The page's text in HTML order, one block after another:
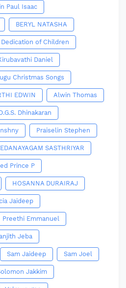
Paul Isaac
BERYL NATASHA
Dedication of Children
Daniel
Christmas Songs
EDWIN Alwin Thomas
Dhinakaran
Praiselin Stephen
SASTHRIYAR
Prince P
HOSANNA DURAIRAJ
Jaideep
Preethi Emmanuel
Jeba
Sam Jaideep Sam Joel
Jakkim